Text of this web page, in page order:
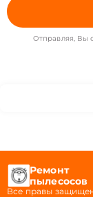
Отправляя, Вы
Ремонт
пылесосов
Все правы